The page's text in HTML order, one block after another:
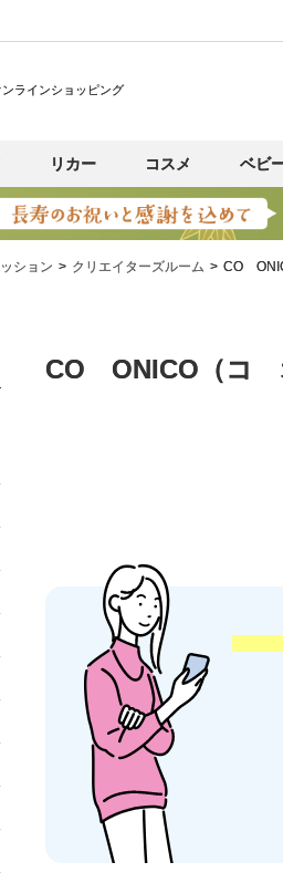
ラインショッピング
リカー コスメ ベビ
ション クリエイターズルーム CO
CO ONICO（コ